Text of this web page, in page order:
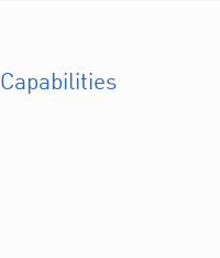
Capabilities